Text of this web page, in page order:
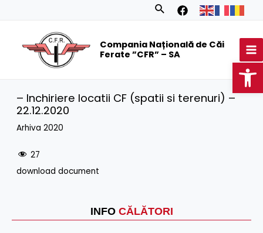
Search
Compania Națională de Căi
Ferate ”CFR” – SA
INFO CĂLĂTORI
– Inchiriere locatii CF (spatii si terenuri) –
22.12.2020
Arhiva 2020
27
download document